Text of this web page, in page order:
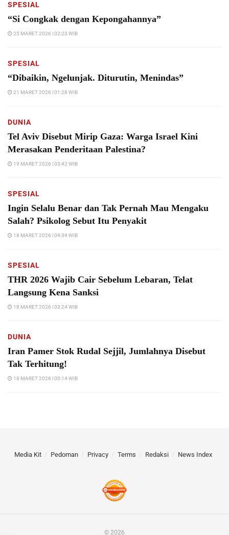
SPESIAL
“Si Congkak dengan Kepongahannya”
25 MARET 2026 | 02:23 WIB
SPESIAL
“Dibaikin, Ngelunjak. Diturutin, Menindas”
21 MARET 2026 | 01:28 WIB
DUNIA
Tel Aviv Disebut Mirip Gaza: Warga Israel Kini
Merasakan Penderitaan Palestina?
19 MARET 2026 | 03:42 WIB
SPESIAL
Ingin Selalu Benar dan Tak Pernah Mau Mengaku
Salah? Psikolog Sebut Itu Penyakit
18 MARET 2026 | 04:34 WIB
SPESIAL
THR 2026 Wajib Cair Sebelum Lebaran, Telat
Langsung Kena Sanksi
18 MARET 2026 | 03:24 WIB
DUNIA
Iran Pamer Stok Rudal Sejjil, Jumlahnya Disebut
Tak Terhitung!
18 MARET 2026 | 00:14 WIB
Media Kit Pedoman Privacy Terms Redaksi News Index
© 2026